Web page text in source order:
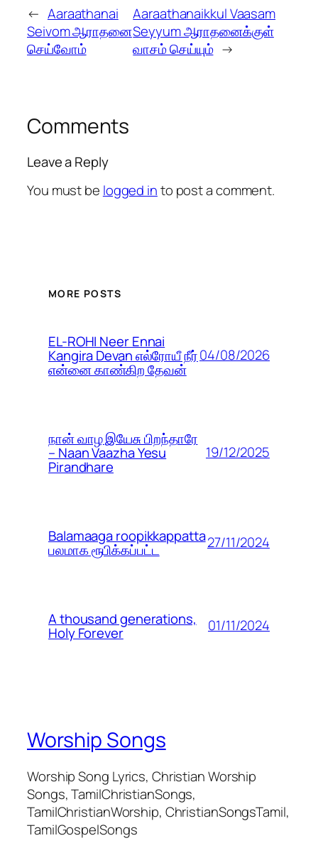
← Aaraathanai
Seivom ஆராதனை
செய்வோம்
Aaraathanaikkul Vaasam
Seyyum ஆராதனைக்குள்
வாசம் செய்யும் →
Comments
Leave a Reply
You must be logged into post a comment.
MORE POSTS
EL-ROHI Neer Ennai
Kangira Devan எல்ரோயீ நீர்
என்னை காண்கிற தேவன்
04/08/2026
நான் வாழ இயேசு பிறந்தாரே
– Naan Vaazha Yesu
Pirandhare
19/12/2025
Balamaaga roopikkappatta
பலமாக ரூபிக்கப்பட்ட 27/11/2024
A thousand generations,
Holy Forever 01/11/2024
Worship Songs
Worship Song Lyrics, Christian Worship
Songs, TamilChristianSongs,
TamilChristianWorship, ChristianSongsTamil,
TamilGospelSongs